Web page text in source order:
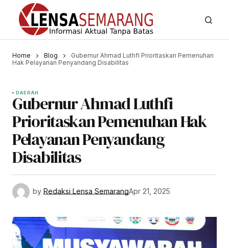
Home Blog
Gubernur Ahmad Luthfi Prioritaskan Pemenuhan
Hak Pelayanan Penyandang Disabilitas
DAERAH
Gubernur Ahmad Luthfi
Prioritaskan Pemenuhan Hak
Pelayanan Penyandang
Disabilitas
by Redaksi Lensa SemarangApr 21, 2025